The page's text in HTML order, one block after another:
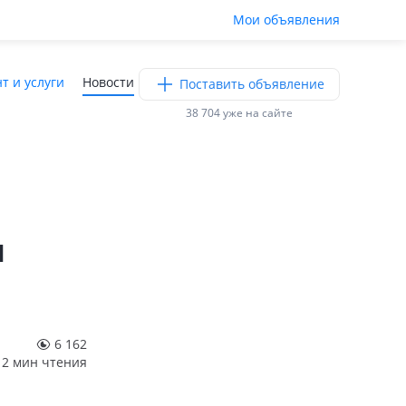
Мои объявления
и услуги Новости Поставить объявление
38 704 уже на сайте
6 162
2 мин чтения